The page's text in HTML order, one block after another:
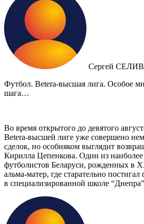
Сергей
Футбол. Betera-высшая лига. Особое
шага…
Во время открытого до девятого
Betera-высшей лиге уже совершено
сделок, но особняком выглядит
Кирилла Цепенкова. Один из
футболистов Беларуси, рожденных в
альма-матер, где старательно
в специализированной школе